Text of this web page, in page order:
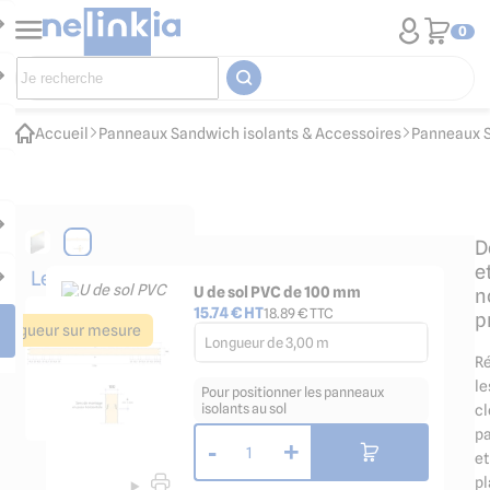
0
Accueil Panneaux Sandwich isolants & Accessoires Panneaux
sur mesure
Les
accessoires
indispensables
U de sol PVC de 100 mm
15.74€ HT18.89€ TTC
Longueur de 3,00 m
Pour positionner les panneaux
isolants au sol
- 1 +
et